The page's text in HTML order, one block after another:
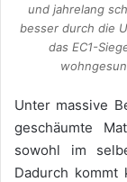
und jahrelang
besser durch die
das EC1-
Unter massive
geschäumte
sowohl im
Dadurch